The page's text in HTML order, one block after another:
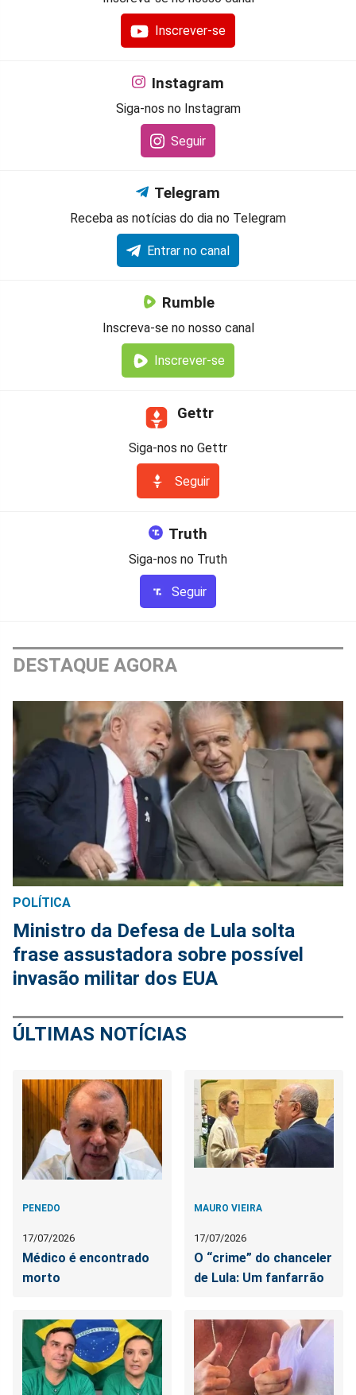
Inscrever-se
Instagram
Siga-nos no Instagram
Seguir
Telegram
Receba as notícias do dia no Telegram
Entrar no canal
Rumble
Inscreva-se no nosso canal
Inscrever-se
Gettr
Siga-nos no Gettr
Seguir
Truth
Siga-nos no Truth
Seguir
DESTAQUE AGORA
POLÍTICA
Ministro da Defesa de Lula solta
frase assustadora sobre possível
invasão militar dos EUA
ÚLTIMAS NOTÍCIAS
PENEDO
17/07/2026
Médico é encontrado
morto
MAURO VIEIRA
17/07/2026
O “crime” do chanceler
de Lula: Um fanfarrão